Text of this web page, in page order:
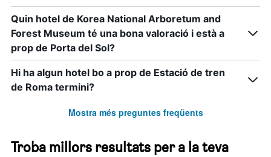
Quin hotel de Korea National Arboretum and
Forest Museum té una bona valoració i està a
prop de Porta del Sol?
Hi ha algun hotel bo a prop de Estació de tren
de Roma termini?
Mostra més preguntes freqüents
Troba millors resultats per a la teva